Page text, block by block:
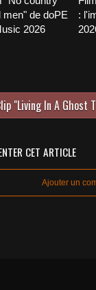
men" de doPE
2026
:
CET ARTICLE
Ajouter un